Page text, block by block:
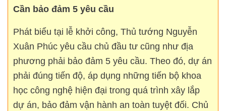
Cần bảo đảm 5 yêu cầu
Phát biểu tại lễ khởi công, Thủ tướng Nguyễn
Xuân Phúc yêu cầu chủ đầu tư cũng như địa
phương phải bảo đảm 5 yêu cầu. Theo đó, dự án
phải đúng tiến độ, áp dụng những tiến bộ khoa
học công nghệ hiện đại trong quá trình xây lắp
dự án, bảo đảm vận hành an toàn tuyệt đối. Chủ